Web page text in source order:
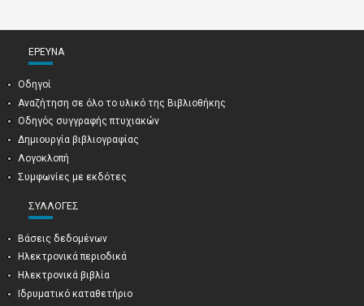
ΈΡΕΥΝΑ
Οδηγοί
Αναζήτηση σε όλο το υλικό της Βιβλιοθήκης
Οδηγός συγγραφής πτυχιακών
Δημιουργία βιβλιογραφίας
Λογοκλοπή
Συμφωνίες με εκδότες
ΣΥΛΛΟΓΈΣ
Βάσεις δεδομένων
Ηλεκτρονικά περιοδικά
Ηλεκτρονικά βιβλία
Ιδρυματικό καταθετήριο